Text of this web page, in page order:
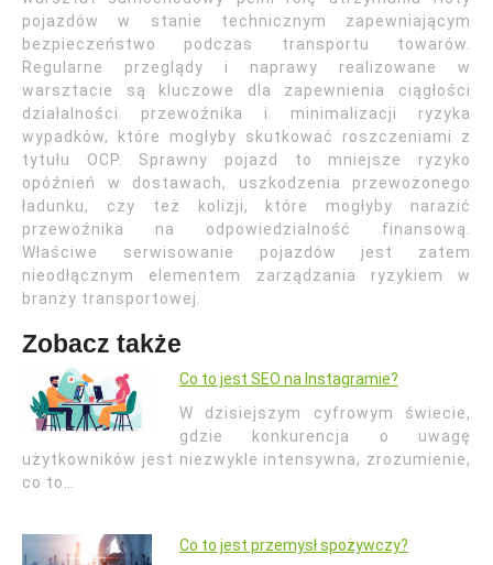
pojazdów w stanie technicznym zapewniającym
bezpieczeństwo podczas transportu towarów.
Regularne przeglądy i naprawy realizowane w
warsztacie są kluczowe dla zapewnienia ciągłości
działalności przewoźnika i minimalizacji ryzyka
wypadków, które mogłyby skutkować roszczeniami z
tytułu OCP. Sprawny pojazd to mniejsze ryzyko
opóźnień w dostawach, uszkodzenia przewożonego
ładunku, czy też kolizji, które mogłyby narazić
przewoźnika na odpowiedzialność finansową.
Właściwe serwisowanie pojazdów jest zatem
nieodłącznym elementem zarządzania ryzykiem w
branży transportowej.
Zobacz także
Co to jest SEO na Instagramie?
W dzisiejszym cyfrowym świecie,
gdzie konkurencja o uwagę
użytkowników jest niezwykle intensywna, zrozumienie,
co to…
Co to jest przemysł spożywczy?